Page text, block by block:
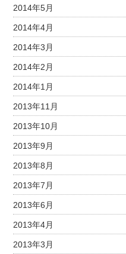
2014年5月
2014年4月
2014年3月
2014年2月
2014年1月
2013年11月
2013年10月
2013年9月
2013年8月
2013年7月
2013年6月
2013年4月
2013年3月